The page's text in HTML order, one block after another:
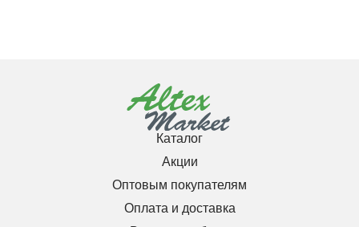
Каталог
Акции
Оптовым покупателям
Оплата и доставка